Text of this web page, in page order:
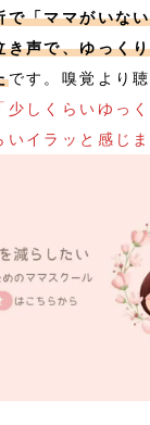
で「ママがいな
き声で、ゆっく
です。嗅覚より
「少しくらいゆっ
いイラッと感じま